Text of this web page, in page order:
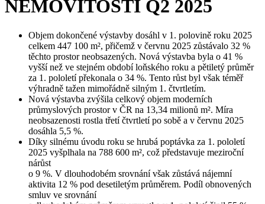
NEMOVITOSTÍ Q2 2025
Objem dokončené výstavby dosáhl v 1. polovině roku 2025
celkem 447 100 m², přičemž v červnu 2025 zůstávalo 32 %
těchto prostor neobsazených. Nová výstavba byla o 41 %
vyšší než ve stejném období loňského roku a pětiletý průměr
za 1. pololetí překonala o 34 %. Tento růst byl však téměř
výhradně tažen mimořádně silným 1. čtvrtletím.
Nová výstavba zvýšila celkový objem moderních
průmyslových prostor v ČR na 13,34 milionů m². Míra
neobsazenosti rostla třetí čtvrtletí po sobě a v červnu 2025
dosáhla 5,5 %.
Díky silnému úvodu roku se hrubá poptávka za 1. pololetí
2025 vyšplhala na 788 600 m², což představuje meziroční
nárůst
o 9 %. V dlouhodobém srovnání však zůstává nájemní
aktivita 12 % pod desetiletým průměrem. Podíl obnovených
smluv ve srovnání